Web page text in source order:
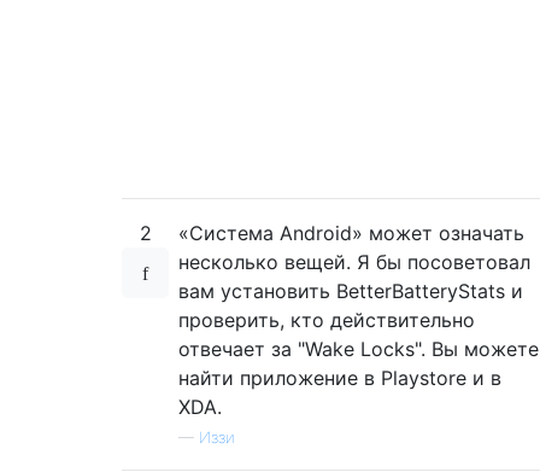
2
«Система Android» может означать
несколько вещей. Я бы посоветовал
вам установить BetterBatteryStats и
проверить, кто действительно
отвечает за "Wake Locks". Вы можете
найти приложение в Playstore и в
XDA.
— Иззи